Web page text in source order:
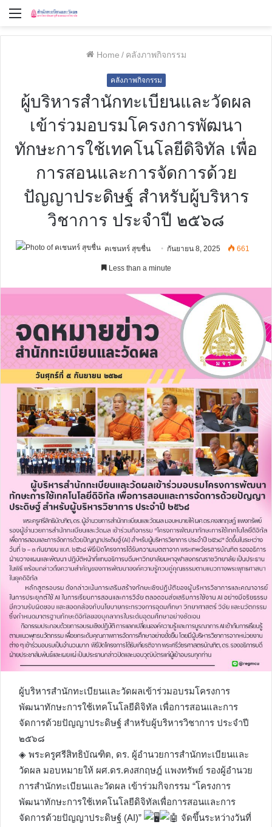
Menu
Home / คลังภาพกิจกรรม
คลังภาพกิจกรรม
ผู้บริหารสำนักทะเบียนและวัดผล
เข้าร่วมอบรมโครงการพัฒนา
ทักษะการใช้เทคโนโลยีดิจิทัล เพื่อ
การสอนและการจัดการด้วย
ปัญญาประดิษฐ์ สำหรับผู้บริหาร
วิชาการ ประจำปี ๒๕๖๘
คเชนทร์ สุขชื่น กันยายน 8, 2025 661
Less than a minute
ผู้บริหารสำนักทะเบียนและวัดผลเข้าร่วมอบรมโครงการ
พัฒนาทักษะการใช้เทคโนโลยีดิจิทัล เพื่อการสอนและการ
จัดการด้วยปัญญาประดิษฐ์ สำหรับผู้บริหารวิชาการ ประจำปี
๒๕๖๘
◈ พระครูศรีสิทธิบัณฑิต, ดร. ผู้อำนวยการสำนักทะเบียนและ
วัดผล มอบหมายให้ ผศ.ดร.คงสกฤษฎ์ แพงทรัพย์ รองผู้อำนวย
การสำนักทะเบียนและวัดผล เข้าร่วมกิจกรรม “โครงการ
พัฒนาทักษะการใช้เทคโนโลยีดิจิทัลเพื่อการสอนและการ
จัดการด้วยปัญญาประดิษฐ์ (AI)”
จัดขึ้นระหว่างวันที่